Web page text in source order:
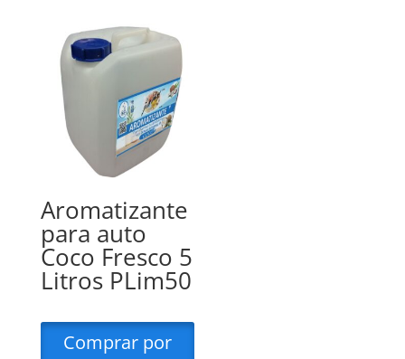
Aromatizante
para auto
Coco Fresco 5
Litros PLim50
Comprar por